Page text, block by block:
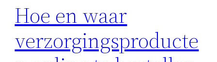
Hoe en waar
verzorgingsproducte